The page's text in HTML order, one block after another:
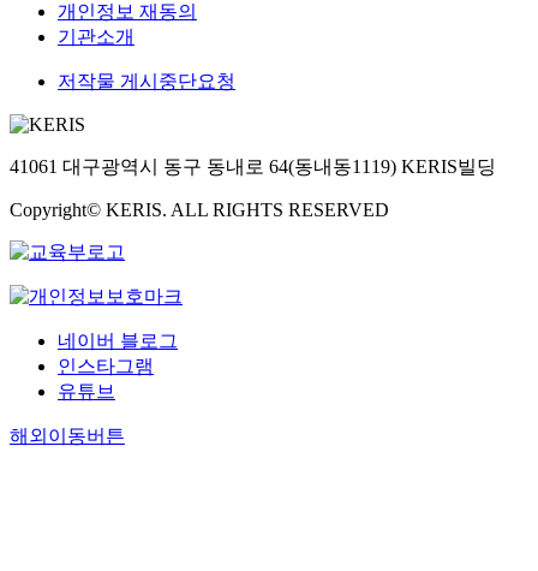
개인정보 재동의
기관소개
저작물 게시중단요청
41061 대구광역시 동구 동내로 64(동내동1119) KERIS빌딩
Copyright© KERIS. ALL RIGHTS RESERVED
네이버 블로그
인스타그램
유튜브
해외이동버튼